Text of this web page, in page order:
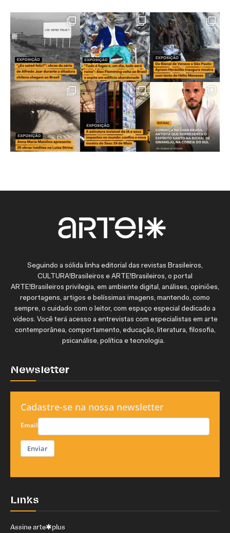
Seguindo a sólida linha editorial das revistas Brasileiros,
CULTURA!Brasileiros e ARTE!Brasileiros, o portal
ARTE!Brasileiros privilegia, em ambiente digital, análises, opiniões,
reportagens, artigos e belíssimas imagens, mantendo, como
sempre, o cuidado com o leitor, com espaço especial dedicado a
vídeos. Você terá acesso a entrevistas com especialistas em arte
contemporânea, comportamento, educação, literatura, filosofia,
psicanálise, política e tecnologia.
Newsletter
Cadastre-se na nossa newsletter
Email
Enviar
Links
Assine arte✱plus